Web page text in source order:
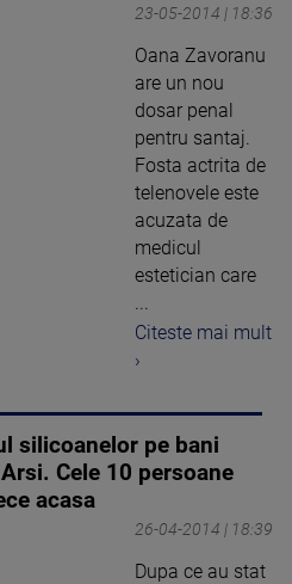
23-05-2014 | 18:36
Oana Zavoranu
are un nou
dosar penal
pentru santaj.
Fosta actrita de
telenovele este
acuzata de
medicul
estetician care
...
Citeste mai mult
›
silicoanelor pe bani
Cele 10 persoane
acasa
26-04-2014 | 18:39
Dupa ce au stat